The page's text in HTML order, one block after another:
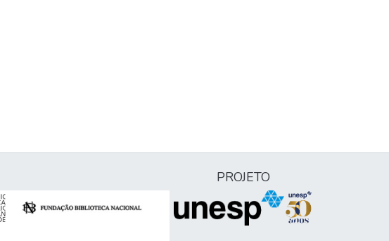
PROJETO